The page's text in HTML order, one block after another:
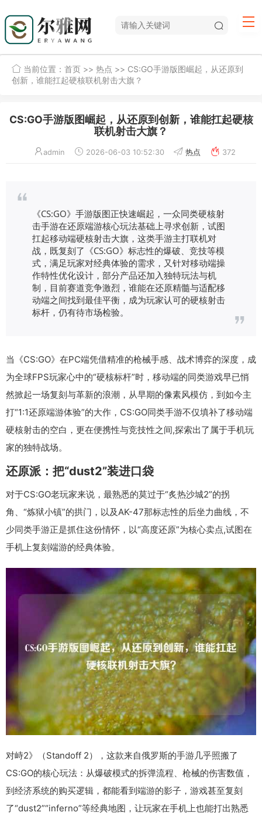
当前位置： 首页 >> 热点 >> CS:GO手游版图崛起，从还原到
创新，谁能扛起硬核联机射击大旗？
CS:GO手游版图崛起，从还原到创新，谁能扛起硬核
联机射击大旗？
admin 2026-06-03 10:52:30 热点 372
《CS:GO》手游版图正快速崛起，一众同类硬核射
击手游在还原端游核心玩法基础上寻求创新，试图
扛起移动端硬核射击大旗，这类手游主打联机对
战，既复刻了《CS:GO》标志性的爆破、竞技等模
式，满足玩家对经典体验的需求，又针对移动端操
作特性优化设计，部分产品还加入独特玩法与机
制，目前赛道竞争激烈，谁能在还原精髓与适配移
动端之间找到最佳平衡，成为玩家认可的硬核射击
标杆，仍有待市场检验。
当《CS:GO》在PC端凭借精准的枪械手感、战术博弈的深度，成
为全球FPS玩家心中的“硬核标杆”时，移动端的同类游戏早已悄
然掀起一场复刻与革新的浪潮，从早期的像素风模仿，到如今主
打“1:1还原端游体验”的大作，CS:GO同类手游不仅填补了移动端
硬核射击的空白，更在便携性与竞技性之间,探索出了属于手机玩
家的独特战场。
还原派：把“dust2”装进口袋
对于CS:GO老玩家来说，最熟悉的莫过于“炙热沙城2”的拐
角、“炼狱小镇”的拱门，以及AK-47那标志性的后坐力曲线，不
少同类手游正是抓住这份情怀，以“高度还原”为核心卖点,试图在
手机上复刻端游的经典体验。
对峙2》（Standoff 2），这款来自俄罗斯的手游几乎照搬了
CS:GO的核心玩法：从爆破模式的拆弹流程、枪械的伤害数值，
到经济系统的购买逻辑，都能看到端游的影子，游戏甚至复刻
了“dust2”“inferno”等经典地图，让玩家在手机上也能打出熟悉